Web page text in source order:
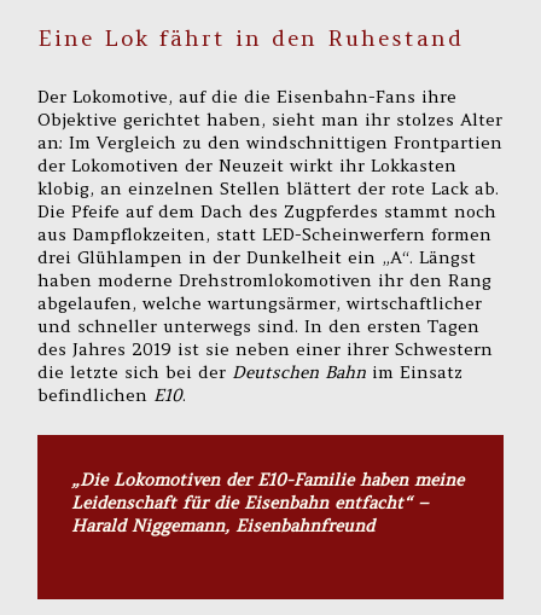
Eine Lok fährt in den Ruhestand
Der Lokomotive, auf die die Eisenbahn-Fans ihre
Objektive gerichtet haben, sieht man ihr stolzes Alter
an: Im Vergleich zu den windschnittigen Frontpartien
der Lokomotiven der Neuzeit wirkt ihr Lokkasten
klobig, an einzelnen Stellen blättert der rote Lack ab.
Die Pfeife auf dem Dach des Zugpferdes stammt noch
aus Dampflokzeiten, statt LED-Scheinwerfern formen
drei Glühlampen in der Dunkelheit ein „A“. Längst
haben moderne Drehstromlokomotiven ihr den Rang
abgelaufen, welche wartungsärmer, wirtschaftlicher
und schneller unterwegs sind. In den ersten Tagen
des Jahres 2019 ist sie neben einer ihrer Schwestern
die letzte sich bei der Deutschen Bahn im Einsatz
befindlichen E10.
„Die Lokomotiven der E10-Familie haben meine
Leidenschaft für die Eisenbahn entfacht“ –
Harald Niggemann, Eisenbahnfreund